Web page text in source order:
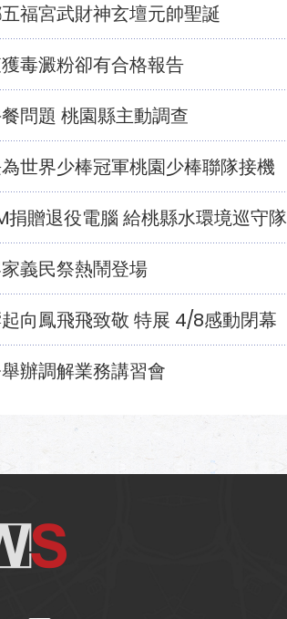
福宮武財神玄壇元帥聖誕
毒澱粉卻有合格報告
問題 桃園縣主動調查
世界少棒冠軍桃園少棒聯隊接機
捐贈退役電腦 給桃縣水環境巡守隊
義民祭熱鬧登場
向鳳飛飛致敬 特展 4/8感動閉幕
辦調解業務講習會